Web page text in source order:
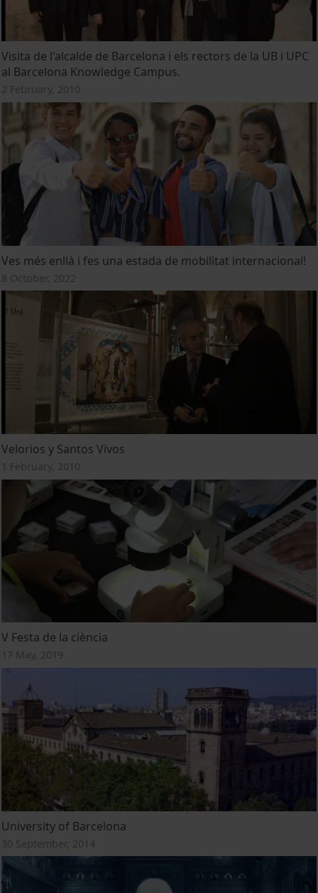
Visita de l'alcalde de Barcelona i els rectors de la UB i UPC
al Barcelona Knowledge Campus.
2 February, 2010
Ves més enllà i fes una estada de mobilitat internacional!
8 October, 2022
Velorios y Santos Vivos
1 February, 2010
V Festa de la ciència
17 May, 2019
University of Barcelona
30 September, 2014